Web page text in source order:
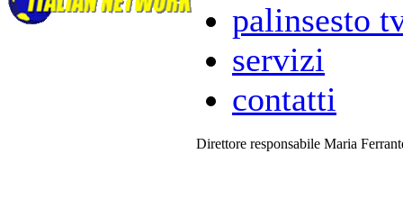
palinsesto
servizi
contatti
Direttore responsabile Maria